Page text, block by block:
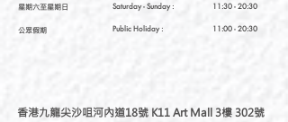
星期六至星期日
公眾假期
11:30 - 20:30
11:00 - 20:30
Saturday- Sunday :
Public Holiday :
香港九龍尖沙咀河內道18號 K11 Art Mall 3樓 302號